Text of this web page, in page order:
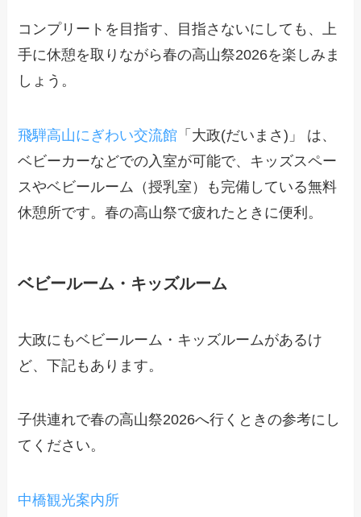
コンプリートを目指す、目指さないにしても、上
手に休憩を取りながら春の高山祭2026を楽しみま
しょう。
飛騨高山にぎわい交流館 「大政(だいまさ)」 は、
ベビーカーなどでの入室が可能で、キッズスペー
スやベビールーム（授乳室）も完備している無料
休憩所です。春の高山祭で疲れたときに便利。
ベビールーム・キッズルーム
大政にもベビールーム・キッズルームがあるけ
ど、下記もあります。
子供連れで春の高山祭2026へ行くときの参考にし
てください。
中橋観光案内所